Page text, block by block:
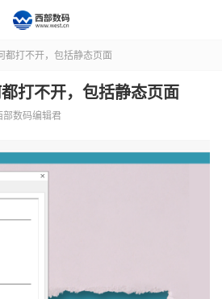
都打不开，包括静态页面
打不开，包括静态页面
部数码编辑君